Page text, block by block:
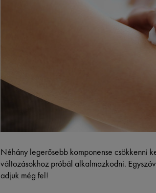
Néhány legerősebb komponense csökkenni
változásokhoz próbál alkalmazkodni.
adjuk még fel!